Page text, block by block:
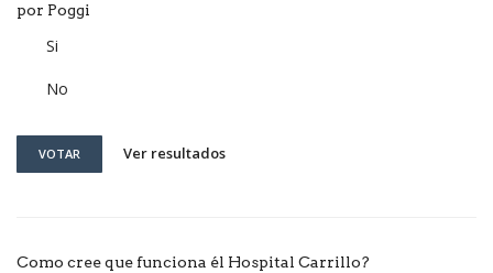
por Poggi
Si
No
VOTAR Ver resultados
Como cree que funciona él Hospital Carrillo?